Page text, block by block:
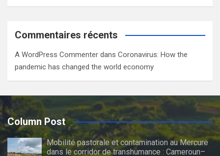
Commentaires récents
A WordPress Commenter dans Coronavirus: How the
pandemic has changed the world economy
Column Post
Mobilité pastorale et contamination au Mercure
dans le corridor de transhumance : Cameroun–